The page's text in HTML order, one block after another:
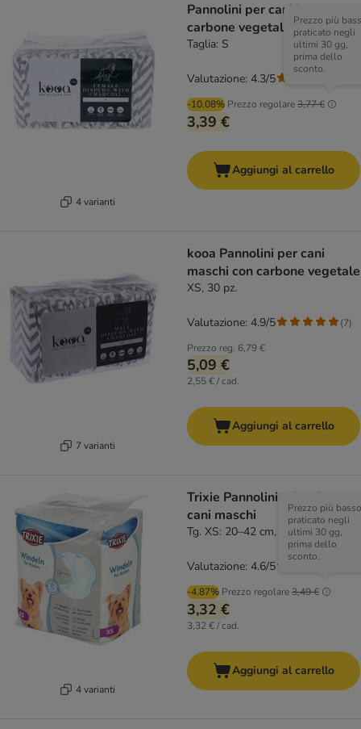
4 varianti
Pannolini per cani kooa con
carbone vegetale
Taglia: S
-10.08% Prezzo regolare3,77 €
Prezzo più
praticato negli
ultimi 30 gg,
prima dello
sconto.
3,39 €
Valutazione: 4.3/5
Aggiungi al carrello
7 varianti
kooa Pannolini per cani
maschi con carbone vegetale
XS, 30 pz.
Prezzo reg. 6,79 €
5,09 €
2,55 € / cad.
Valutazione: 4.9/5 (7)
Aggiungi al carrello
4 varianti
Trixie Pannolini a fascia per
cani maschi
Tg. XS: 20–42 cm, 12 pz
-4.87% Prezzo regolare3,49 €
Prezzo più basso
praticato negli
ultimi 30 gg,
prima dello
sconto.
3,32 €
3,32 € / cad.
Valutazione: 4.6/5
Aggiungi al carrello